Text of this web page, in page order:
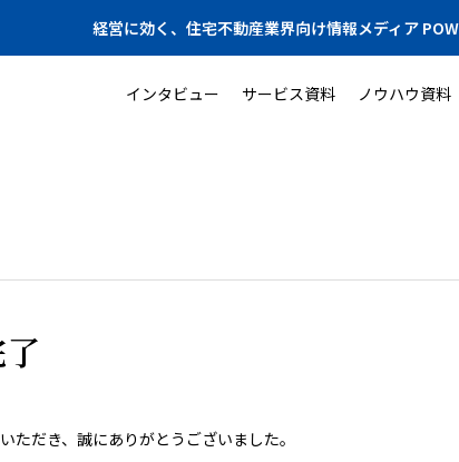
経営に効く、住宅不動産業界向け情報メディア
インタビュー サービス資料 ノウハウ資料
ただき、誠にありがとうございました。